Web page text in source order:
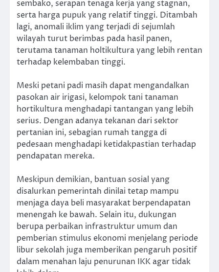
sembako, serapan tenaga kerja yang stagnan,
serta harga pupuk yang relatif tinggi. Ditambah
lagi, anomali iklim yang terjadi di sejumlah
wilayah turut berimbas pada hasil panen,
terutama tanaman holtikultura yang lebih rentan
terhadap kelembaban tinggi.
Meski petani padi masih dapat mengandalkan
pasokan air irigasi, kelompok tani tanaman
hortikultura menghadapi tantangan yang lebih
serius. Dengan adanya tekanan dari sektor
pertanian ini, sebagian rumah tangga di
pedesaan menghadapi ketidakpastian terhadap
pendapatan mereka.
Meskipun demikian, bantuan sosial yang
disalurkan pemerintah dinilai tetap mampu
menjaga daya beli masyarakat berpendapatan
menengah ke bawah. Selain itu, dukungan
berupa perbaikan infrastruktur umum dan
pemberian stimulus ekonomi menjelang periode
libur sekolah juga memberikan pengaruh positif
dalam menahan laju penurunan IKK agar tidak